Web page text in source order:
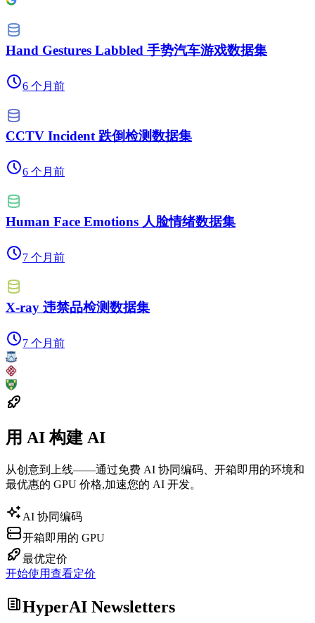
Hand Gestures Labbled 手势汽车游戏数据集
6 个月前
CCTV Incident 跌倒检测数据集
6 个月前
Human Face Emotions 人脸情绪数据集
7 个月前
X-ray 违禁品检测数据集
7 个月前
用 AI 构建 AI
从创意到上线——通过免费 AI 协同编码、开箱即用的环境和
最优惠的 GPU 价格,加速您的 AI 开发。
AI 协同编码
开箱即用的 GPU
最优定价
开始使用查看定价
HyperAI Newsletters